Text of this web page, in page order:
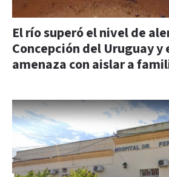
El río superó el nivel de
Concepción del Uruguay y
amenaza con aislar a